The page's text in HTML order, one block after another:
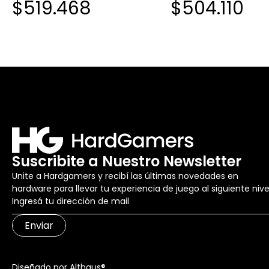
DDR5 6000MHZ CL36 1.35V
SINGLE NEGRO
$519.468 DDR5 6000MHZ
SINGLE NEGRO
$504.110
Suscribite a Nuestro Newsletter
Unite a Hardgamers y recibí las últimas novedades en
hardware para llevar tu experiencia de juego al siguiente
Enviar